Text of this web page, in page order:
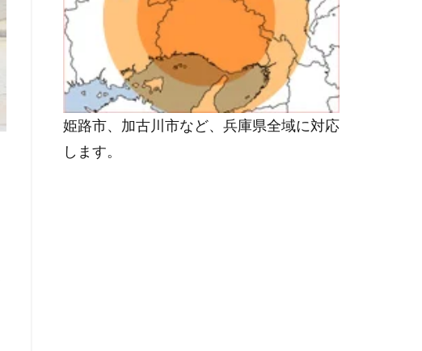
姫路市、加古川市など、兵庫県全域に対応
します。